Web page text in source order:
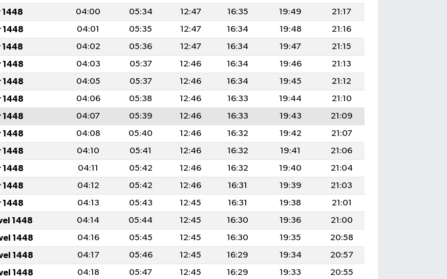
1448 04:00 05:34 12:47 16:35 19:49
21:17
1448 04:01 05:35 12:47 16:34 19:48
21:16
1448 04:02 05:36 12:47 16:34 19:47
21:15
1448 04:03 05:37 12:46 16:34 19:46
21:13
1448 04:05 05:37 12:46 16:34 19:45
21:12
1448 04:06 05:38 12:46 16:33 19:44
21:10
1448 04:07 05:39 12:46 16:33 19:43
21:09
1448 04:08 05:40 12:46 16:32 19:42
21:07
1448 04:10 05:41 12:46 16:32 19:41
21:06
1448 04:11 05:42 12:46 16:32 19:40
21:04
1448 04:12 05:42 12:46 16:31 19:39
21:03
1448 04:13 05:43 12:45 16:31 19:38
21:01
1448 04:14 05:44 12:45 16:30 19:36
21:00
1448 04:16 05:45 12:45 16:30 19:35
20:58
1448 04:17 05:46 12:45 16:29 19:34
20:57
1448 04:18 05:47 12:45 16:29 19:33
20:55